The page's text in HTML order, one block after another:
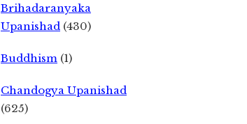
Brihadaranyaka
Upanishad (430)
Buddhism (1)
Chandogya Upanishad
(625)